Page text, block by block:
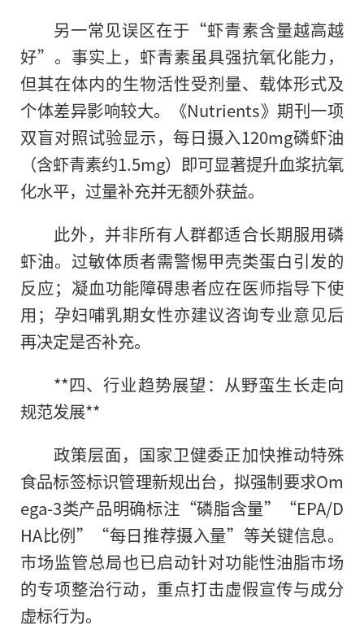
另一常见误区在于“虾青素含量越高越
好”。事实上，虾青素虽具强抗氧化能力，
但其在体内的生物活性受剂量、载体形式及
个体差异影响较大。《Nutrients》期刊一项
双盲对照试验显示，每日摄入120mg磷虾油
（含虾青素约1.5mg）即可显著提升血浆抗氧
化水平，过量补充并无额外获益。
此外，并非所有人群都适合长期服用磷
虾油。过敏体质者需警惕甲壳类蛋白引发的
反应；凝血功能障碍患者应在医师指导下使
用；孕妇哺乳期女性亦建议咨询专业意见后
再决定是否补充。
**四、行业趋势展望：从野蛮生长走向
规范发展**
政策层面，国家卫健委正加快推动特殊
食品标签标识管理新规出台，拟强制要求Om
ega-3类产品明确标注“磷脂含量”“EPA/D
HA比例”“每日推荐摄入量”等关键信息。
市场监管总局也已启动针对功能性油脂市场
的专项整治行动，重点打击虚假宣传与成分
虚标行为。